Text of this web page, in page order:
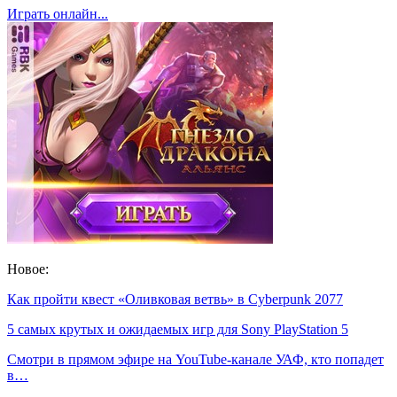
Играть онлайн...
Новое:
Как пройти квест «Оливковая ветвь» в Cyberpunk 2077
5 самых крутых и ожидаемых игр для Sony PlayStation 5
Смотри в прямом эфире на YouTube-канале УАФ, кто попадет
в…